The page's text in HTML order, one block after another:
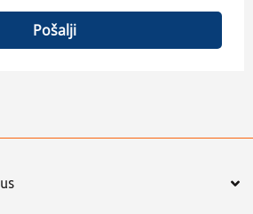
Pošalji